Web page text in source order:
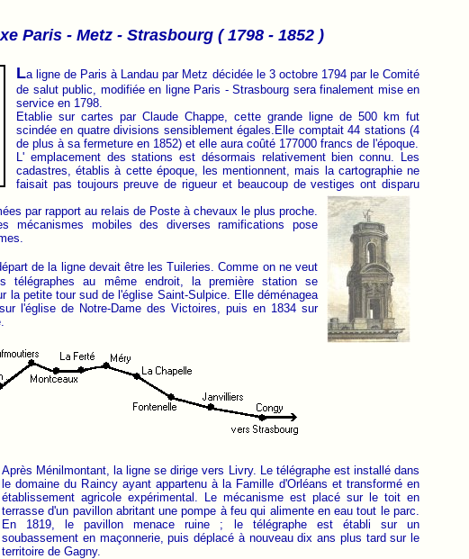
Paris - Metz - Strasbourg ( 1798 - 1852 )
La ligne de Paris à Landau par Metz décidée le 3 octobre 1794 par le Comité
de salut public, modifiée en ligne Paris - Strasbourg sera finalement mise en
service en 1798.
Etablie sur cartes par Claude Chappe, cette grande ligne de 500 km fut
scindée en quatre divisions sensiblement égales.Elle comptait 44 stations (4
de plus à sa fermeture en 1852) et elle aura coûté 177000 francs de l'époque.
L' emplacement des stations est désormais relativement bien connu. Les
cadastres, établis à cette époque, les mentionnent, mais la cartographie ne
faisait pas toujours preuve de rigueur et beaucoup de vestiges ont disparu
par rapport au relais de Poste à chevaux le plus proche.
mécanismes mobiles des diverses ramifications pose
de la ligne devait être les Tuileries. Comme on ne veut
télégraphes au même endroit, la première station se
la petite tour sud de l'église Saint-Sulpice. Elle déménagea
l'église de Notre-Dame des Victoires, puis en 1834 sur
Après Ménilmontant, la ligne se dirige vers Livry. Le télégraphe est installé dans
le domaine du Raincy ayant appartenu à la Famille d'Orléans et transformé en
établissement agricole expérimental. Le mécanisme est placé sur le toit en
terrasse d'un pavillon abritant une pompe à feu qui alimente en eau tout le parc.
En 1819, le pavillon menace ruine ; le télégraphe est établi sur un
soubassement en maçonnerie, puis déplacé à nouveau dix ans plus tard sur le
territoire de Gagny.